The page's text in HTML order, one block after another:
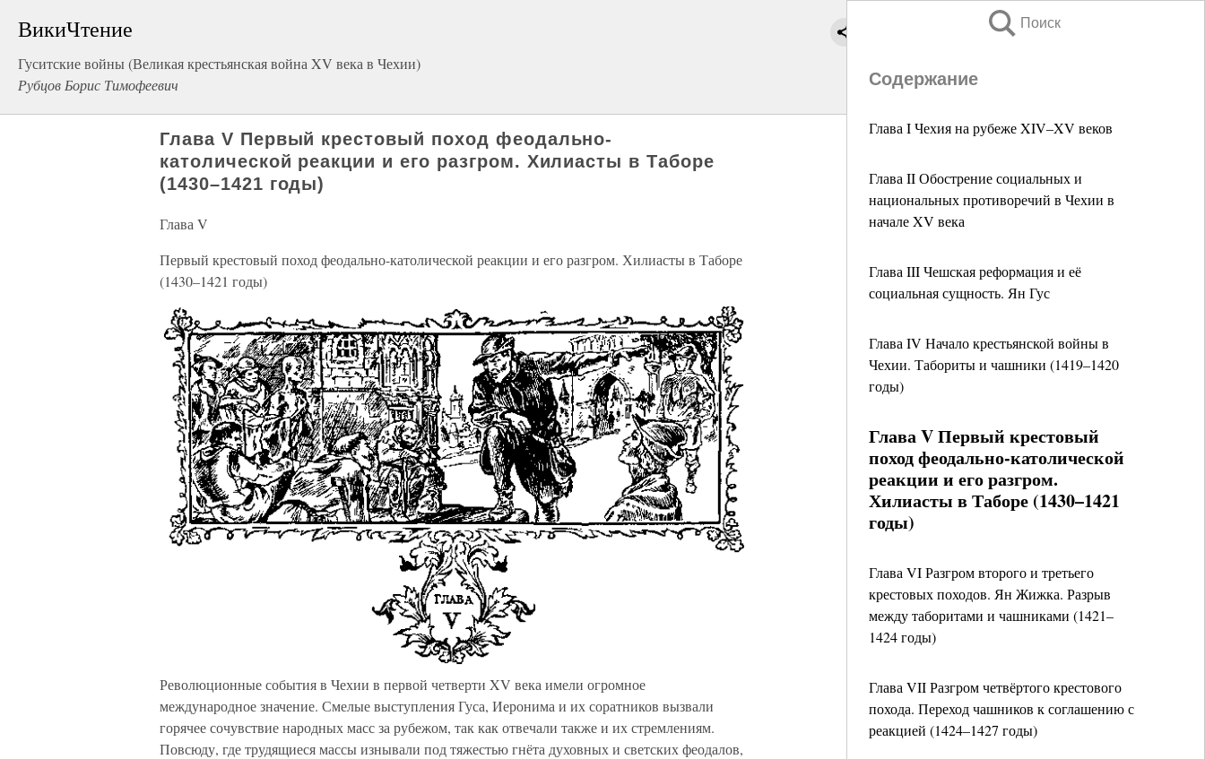
ВикиЧтение
Гуситские войны (Великая крестьянская война XV века в Чехии)
Рубцов Борис Тимофеевич
Поиск
Содержание
Глава I Чехия на рубеже XIV–XV веков
Глава II Обострение социальных и
национальных противоречий в Чехии в
начале XV века
Глава III Чешская реформация и её
социальная сущность. Ян Гус
Глава IV Начало крестьянской войны в
Чехии. Табориты и чашники (1419–1420
годы)
Глава V Первый крестовый
поход феодально-католической
реакции и его разгром.
Хилиасты в Таборе (1430–1421
годы)
Глава VI Разгром второго и третьего
крестовых походов. Ян Жижка. Разрыв
между таборитами и чашниками (1421–
1424 годы)
Глава VII Разгром четвёртого крестового
похода. Переход чашников к соглашению с
реакцией (1424–1427 годы)
Глава V Первый крестовый поход феодально-
католической реакции и его разгром. Хилиасты в Таборе
(1430–1421 годы)
Глава V
Первый крестовый поход феодально-католической реакции и его разгром. Хилиасты в Таборе
(1430–1421 годы)
Революционные события в Чехии в первой четверти XV века имели огромное
международное значение. Смелые выступления Гуса, Иеронима и их соратников вызвали
горячее сочувствие народных масс за рубежом, так как отвечали также и их стремлениям.
Повсюду, где трудящиеся массы изнывали под тяжестью гнёта духовных и светских феодалов,